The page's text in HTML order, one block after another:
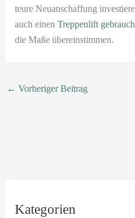
teure Neuanschaffung
auch einenTreppenlift
die Maße übereinstimmen.
← Vorheriger Beitrag
Kategorien